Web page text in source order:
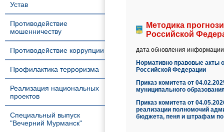
Устав
Противодействие
мошенничеству
Противодействие коррупции
Профилактика терроризма
Реализация национальных
проектов
Специальный выпуск
"Вечерний Мурманск"
Методика
Российской
дата обновления
Нормативно правовые акты
Российской Федерации
Приказ комитета от
муниципального
Приказ комитета от
реализации полномочий
бюджета, пеня и штрафам